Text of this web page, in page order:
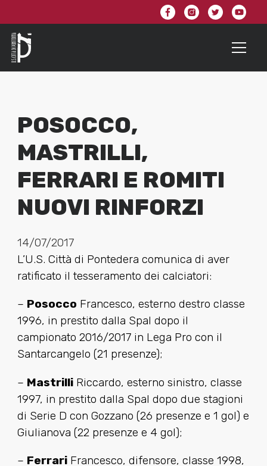
POSOCCO,
MASTRILLI,
FERRARI E ROMITI
NUOVI RINFORZI
14/07/2017
L’U.S. Città di Pontedera comunica di aver
ratificato il tesseramento dei calciatori:
– Posocco Francesco, esterno destro classe
1996, in prestito dalla Spal dopo il
campionato 2016/2017 in Lega Pro con il
Santarcangelo (21 presenze);
– MastrilliRiccardo, esterno sinistro, classe
1997, in prestito dalla Spal dopo due stagioni
di Serie D con Gozzano (26 presenze e 1 gol) e
Giulianova (22 presenze e 4 gol);
– FerrariFrancesco, difensore, classe 1998,